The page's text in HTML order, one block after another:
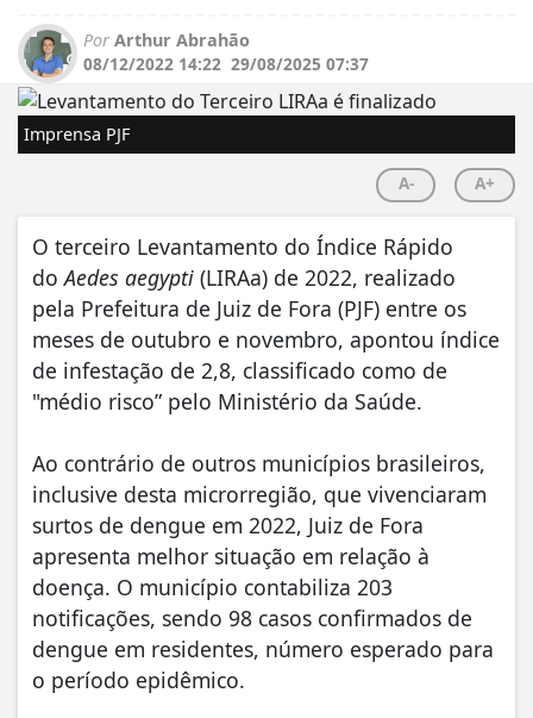
Por Arthur Abrahão
08/12/2022 14:22 29/08/2025 07:37
Imprensa PJF
A- A+
O terceiro Levantamento do Índice Rápido
doAedes aegypti (LIRAa) de 2022, realizado
pela Prefeitura de Juiz de Fora (PJF) entre os
meses de outubro e novembro, apontou índice
de infestação de 2,8, classificado como de
"médio risco” pelo Ministério da Saúde.
Ao contrário de outros municípios brasileiros,
inclusive desta microrregião, que vivenciaram
surtos de dengue em 2022, Juiz de Fora
apresenta melhor situação em relação à
doença. O município contabiliza 203
notificações, sendo 98 casos confirmados de
dengue em residentes, número esperado para
o período epidêmico.